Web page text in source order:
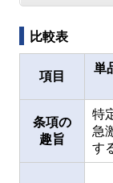
比較表
項目
単
条項の
趣旨
特
急
す